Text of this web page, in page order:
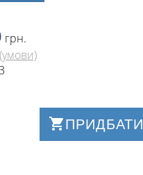
грн.
(умови)
ПРИДБАТИ